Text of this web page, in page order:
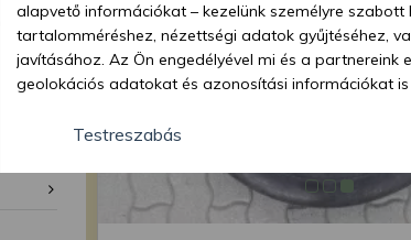
alapvető információkat – kezelünk személyre
tartalomméréshez, nézettségi adatok gyűjtéséhez,
javításához. Az Ön engedélyével mi és a
geolokációs adatokat és azonosítási információkat
hozzájárulhat ahhoz, hogy mi és a partnereink a
lehetőségként a hozzájárulás megadása vagy
megváltoztathatja beállításait. Felhívjuk figyelmét,
feltétlenül szükséges az Ön hozzájárulása, de
beállításai csak erre a weboldalra érvényesek. Erre
segítségével bármikor megváltoztathatja a beállításait.
Testreszabás